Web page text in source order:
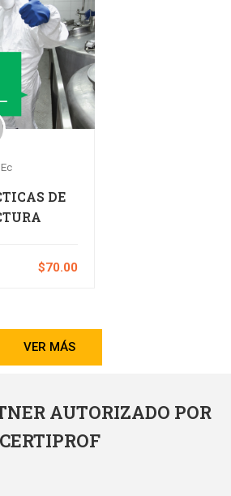
DE
$70.00
VER MÁS
AUTORIZADO POR
CERTIPROF